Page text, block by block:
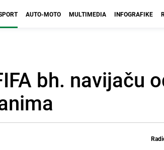
AUTO-MOTO MULTIMEDIA INFOGRAFIKE
bh. navijaču